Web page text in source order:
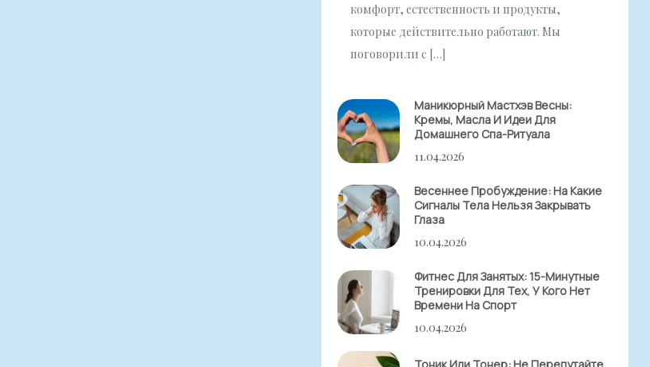
комфорт, естественность и продукты,
которые действительно работают. Мы
поговорили с […]
Маникюрный Мастхэв Весны:
Кремы, Масла И Идеи Для
Домашнего Спа-Ритуала
11.04.2026
Весеннее Пробуждение: На Какие
Сигналы Тела Нельзя Закрывать
Глаза
10.04.2026
Фитнес Для Занятых: 15-Минутные
Тренировки Для Тех, У Кого Нет
Времени На Спорт
10.04.2026